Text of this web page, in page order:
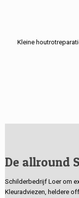
Kleine
De allround
Schilderbedrijf Loer om
Kleuradviezen, heldere